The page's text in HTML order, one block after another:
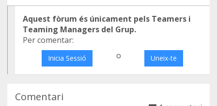
Aquest fòrum és únicament pels Teamers i
Teaming Managers del Grup.
Per comentar:
Inicia Sessió o Uneix-te
Comentari